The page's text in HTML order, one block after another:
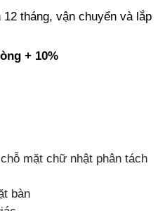
tháng, vận chuyển và lắp
+ 10%
mặt chữ nhật phân tách
bàn